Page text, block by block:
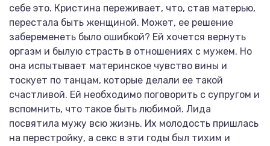
себе это. Кристина переживает, что, став матерью,
перестала быть женщиной. Может, ее решение
забеременеть было ошибкой? Ей хочется вернуть
оргазм и былую страсть в отношениях с мужем. Но
она испытывает материнское чувство вины и
тоскует по танцам, которые делали ее такой
счастливой. Ей необходимо поговорить с супругом и
вспомнить, что такое быть любимой. Лида
посвятила мужу всю жизнь. Их молодость пришлась
на перестройку, а секс в эти годы был тихим и